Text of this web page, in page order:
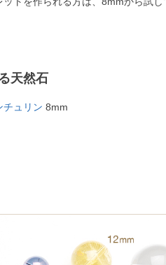
天然石
チュリン 8mm